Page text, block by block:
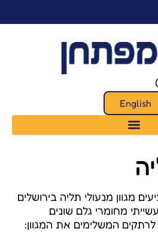
English
מגוון מנעולי תליה בירושלים
מחומרי גלם שונים
לרתקים המשלימים את המגוון: